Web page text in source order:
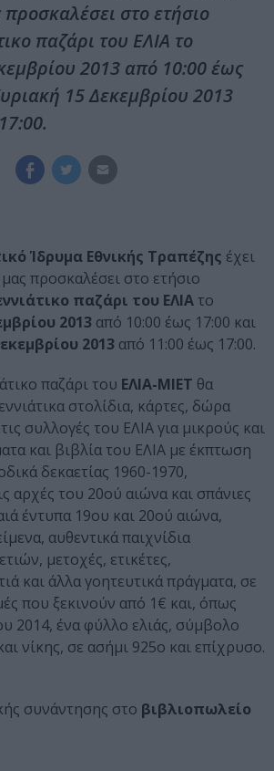
στο ετήσιο
παζάρι του ΕΛΙΑ το
2013 από 10:00 έως
15 Δεκεμβρίου 2013
Ίδρυμα Εθνικής Τραπέζης έχει
προσκαλέσει στο ετήσιο
παζάρι του ΕΛΙΑ το
2013 από 10:00 έως 17:00 και
2013 από 11:00 έως 17:00.
παζάρι του ΕΛΙΑ-ΜΙΕΤ θα
στολίδια, κάρτες, δώρα
συλλογές του ΕΛΙΑ για μικρούς και
και βιβλία του ΕΛΙΑ με έκπτωση
δεκαετίας 1960-1970,
αρχές του 20ού αιώνα και σπάνιες
έντυπα 19ου και 20ού αιώνα,
αυθεντικά παιχνίδια
μετοχές, ετικέτες,
και άλλα γοητευτικά πράγματα, σε
που ξεκινούν από 1€ και, όπως
2014, ένα φύλλο ελιάς, σύμβολο
νίκης, σε ασήμι 925ο και επίχρυσο.
συνάντησης στο βιβλιοπωλείο